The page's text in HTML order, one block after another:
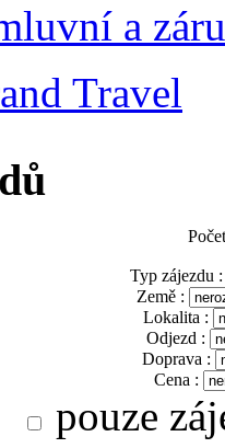
a
Travel
Typ zájezdu :
Země :
Lokalita :
Odjezd :
Doprava :
Cena :
pouze